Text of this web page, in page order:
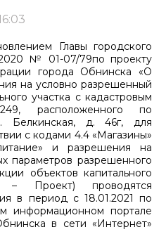
Главы городского
№ 01-07/79по проекту
города Обнинска «О
на условно разрешенный
участка с кадастровым
расположенного по
Белкинская, д. 46г, для
с кодами 4.4 «Магазины»
и разрешения на
параметров разрешенного
объектов капитального
– Проект) проводятся
в период с 18.01.2021 по
информационном портале
в сети «Интернет»